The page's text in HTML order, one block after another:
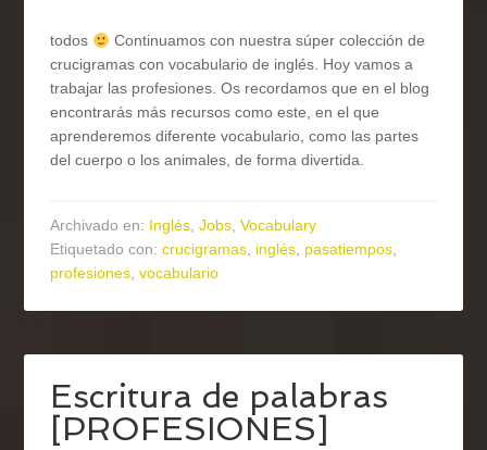
todos
Continuamos con nuestra súper colección de
crucigramas con vocabulario de inglés. Hoy vamos a
trabajar las profesiones. Os recordamos que en el blog
encontrarás más recursos como este, en el que
aprenderemos diferente vocabulario, como las partes
del cuerpo o los animales, de forma divertida.
Archivado en: Inglés,Jobs,Vocabulary
Etiquetado con:crucigramas, inglés, pasatiempos,
profesiones,vocabulario
Escritura de palabras
[PROFESIONES]